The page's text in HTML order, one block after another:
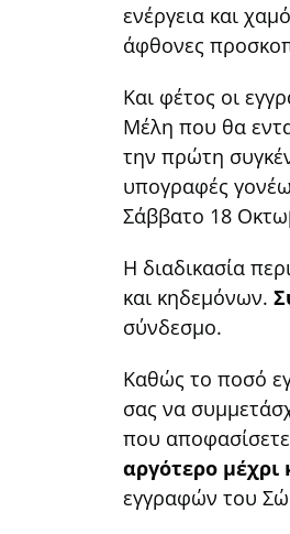
ενέργεια και
άφθονες
Και φέτος οι
Μέλη που θα
την πρώτη
υπογραφές
Σάββατο 18
Η διαδικασία
και κηδεμόνων.
σύνδεσμο.
Καθώς το ποσό
σας να
που αποφασίσετε
αργότερο μέχρι
εγγραφών του